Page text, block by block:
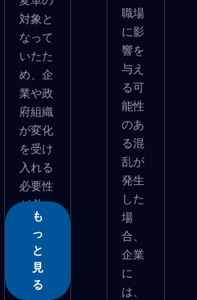
対象と
なって
いたた
め、企
業や政
府組織
が変化
を受け
入れる
必要性
が必
�...も
っ
と
見
る
職場
に影
響を
与え
る可
能性
のあ
る混
乱が
発生
した
場
合、
企業
に
は、